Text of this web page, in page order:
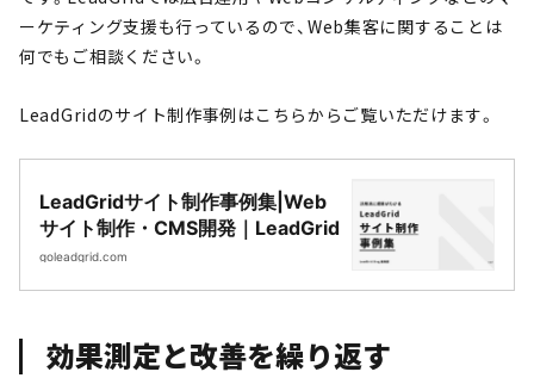
ーケティング支援も行っているので、Web集客に関することは
何でもご相談ください。
LeadGridのサイト制作事例はこちらからご覧いただけます。
LeadGridサイト制作事例集|Web
サイト制作・CMS開発｜LeadGrid
goleadgrid.com
効果測定と改善を繰り返す